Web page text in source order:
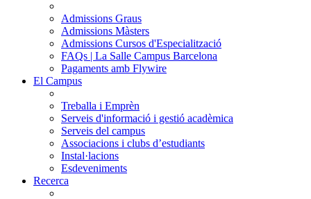
Admissions Graus
Admissions Màsters
Admissions Cursos d'Especialització
FAQs | La Salle Campus Barcelona
Pagaments amb Flywire
El Campus
Treballa i Emprèn
Serveis d'informació i gestió acadèmica
Serveis del campus
Associacions i clubs d’estudiants
Instal·lacions
Esdeveniments
Recerca